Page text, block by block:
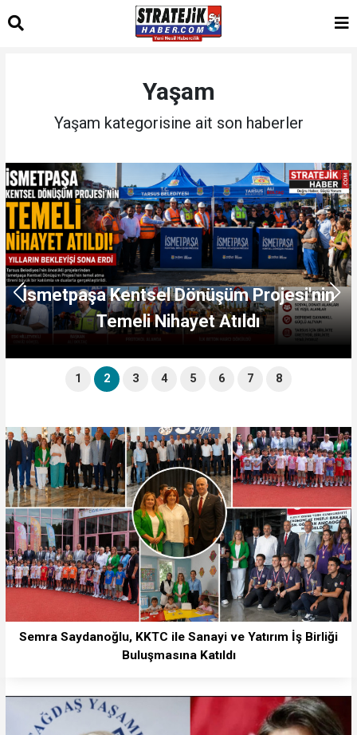
Yaşam
Yaşam kategorisine ait son haberler
İsmetpaşa Kentsel Dönüşüm Projesi'nin
Temeli Nihayet Atıldı
1 2 3 4 5 6 7 8
Semra Saydanoğlu, KKTC ile Sanayi ve Yatırım İş Birliği
Buluşmasına Katıldı